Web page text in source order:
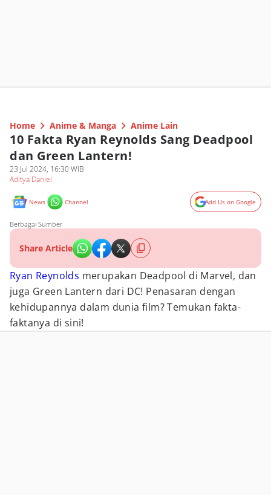
Home Anime & Manga Anime Lain
10 Fakta Ryan Reynolds Sang Deadpool
dan Green Lantern!
23 Jul 2024, 16:30 WIB
Aditya Daniel
News Channel Add Us on Google
Berbagai Sumber
Share Article
Ryan Reynolds merupakan Deadpool di Marvel, dan
juga Green Lantern dari DC! Penasaran dengan
kehidupannya dalam dunia film? Temukan fakta-
faktanya di sini!